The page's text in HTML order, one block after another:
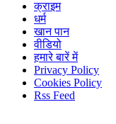
क्राइम
धर्म
खान पान
वीडियो
हमारे बारें में
Privacy Policy
Cookies Policy
Rss Feed